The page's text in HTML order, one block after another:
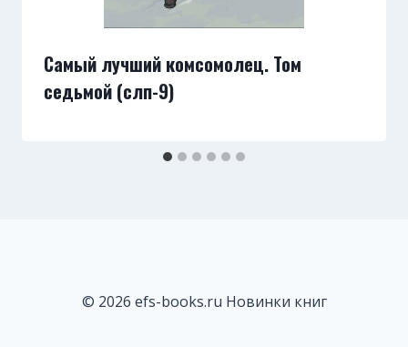
Самый лучший комсомолец. Том
седьмой (слп-9)
© 2026 efs-books.ru Новинки книг